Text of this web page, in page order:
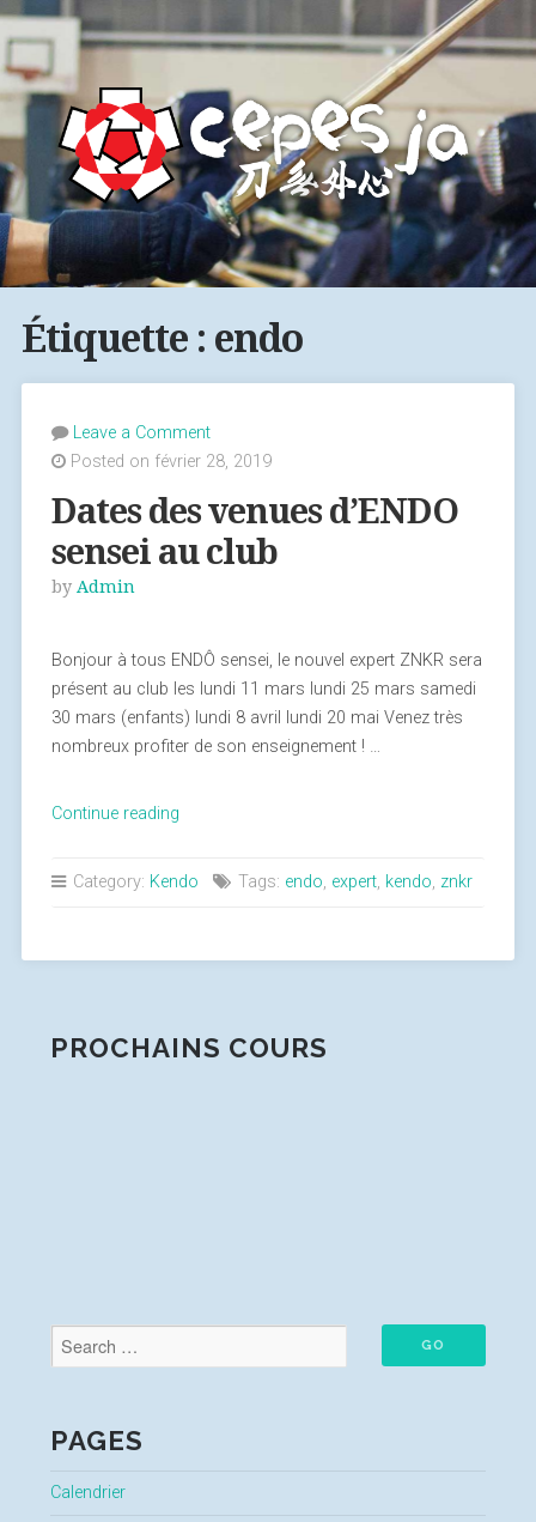
Étiquette : endo
Leave a Comment
Posted on février 28, 2019
Dates des venues d’ENDO
sensei au club
by Admin
Bonjour à tous ENDÔ sensei, le nouvel expert ZNKR sera
présent au club les lundi 11 mars lundi 25 mars samedi
30 mars (enfants) lundi 8 avril lundi 20 mai Venez très
nombreux profiter de son enseignement ! …
Continue reading
venues
au
Category: Kendo Tags: endo, expert, kendo, znkr
PROCHAINS COURS
PAGES
Calendrier